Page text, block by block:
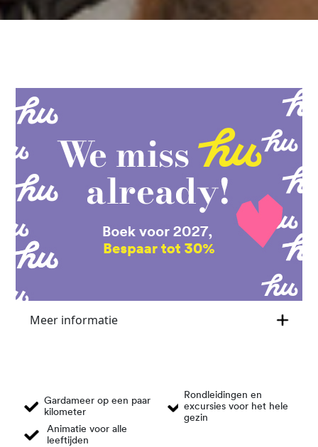
Meer informatie
Gardameer op een paar
kilometer
Rondleidingen en
excursies voor het hele
gezin
Animatie voor alle
leeftijden